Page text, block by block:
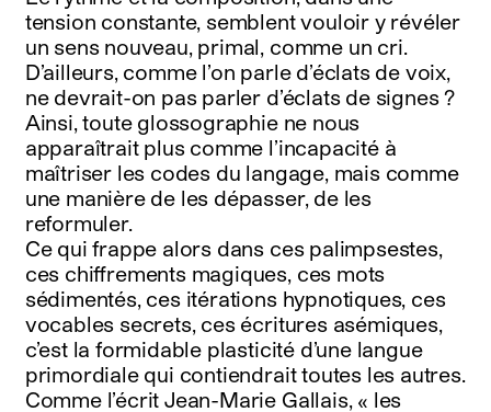
tension constante, semblent vouloir y révéler
un sens nouveau, primal, comme un cri.
D’ailleurs, comme l’on parle d’éclats de voix,
ne devrait-on pas parler d’éclats de signes ?
Ainsi, toute glossographie ne nous
apparaîtrait plus comme l’incapacité à
maîtriser les codes du langage, mais comme
une manière de les dépasser, de les
reformuler.
Ce qui frappe alors dans ces palimpsestes,
ces chiffrements magiques, ces mots
sédimentés, ces itérations hypnotiques, ces
vocables secrets, ces écritures asémiques,
c’est la formidable plasticité d’une langue
primordiale qui contiendrait toutes les autres.
Comme l’écrit Jean-Marie Gallais, « les